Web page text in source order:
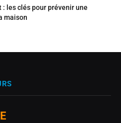
: les clés pour prévenir une
maison